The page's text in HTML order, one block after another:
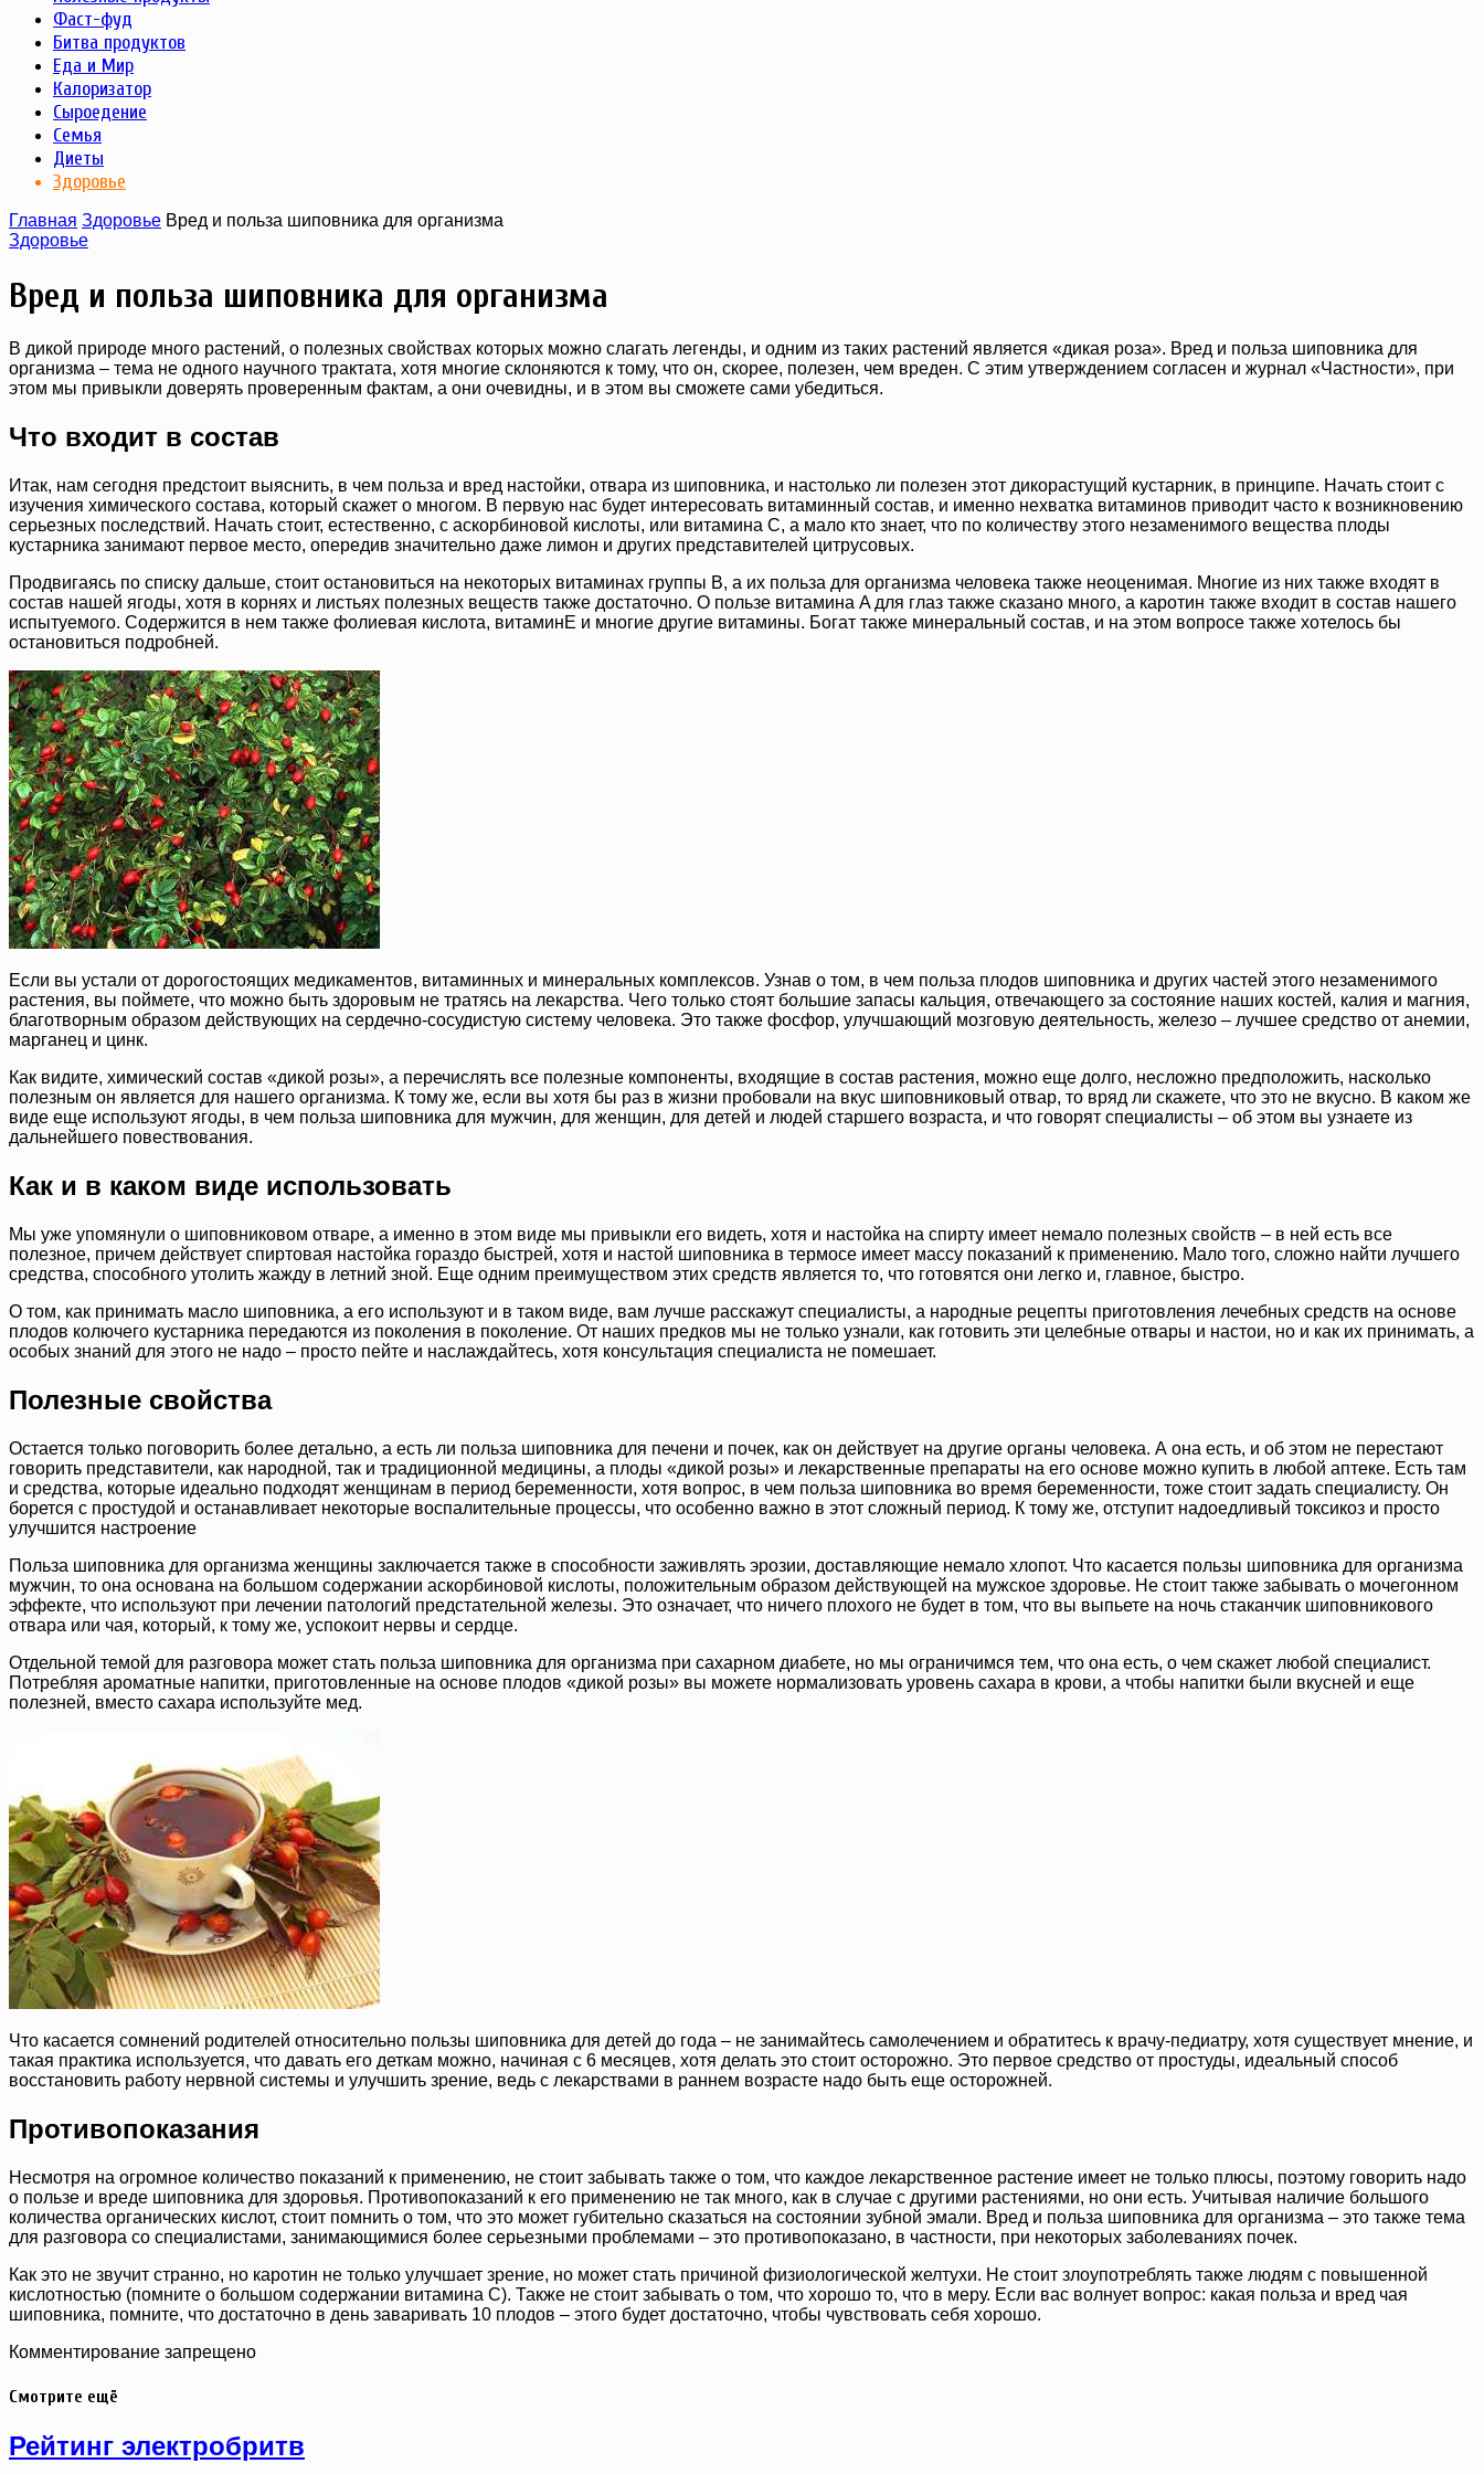
Фаст-фуд
Битва продуктов
Еда и Мир
Калоризатор
Сыроедение
Семья
Диеты
Здоровье
Главная Здоровье Вред и польза шиповника для организма
Здоровье
Вред и польза шиповника для организма
В дикой природе много растений, о полезных свойствах которых можно слагать легенды, и одним из таких растений является «дикая роза». Вред и польза шиповника для
организма – тема не одного научного трактата, хотя многие склоняются к тому, что он, скорее, полезен, чем вреден. С этим утверждением согласен и журнал «Частности», при
этом мы привыкли доверять проверенным фактам, а они очевидны, и в этом вы сможете сами убедиться.
Что входит в состав
Итак, нам сегодня предстоит выяснить, в чем польза и вред настойки, отвара из шиповника, и настолько ли полезен этот дикорастущий кустарник, в принципе. Начать стоит с
изучения химического состава, который скажет о многом. В первую нас будет интересовать витаминный состав, и именно нехватка витаминов приводит часто к возникновению
серьезных последствий. Начать стоит, естественно, с аскорбиновой кислоты, или витамина C, а мало кто знает, что по количеству этого незаменимого вещества плоды
кустарника занимают первое место, опередив значительно даже лимон и других представителей цитрусовых.
Продвигаясь по списку дальше, стоит остановиться на некоторых витаминах группы B, а их польза для организма человека также неоценимая. Многие из них также входят в
состав нашей ягоды, хотя в корнях и листьях полезных веществ также достаточно. О пользе витамина A для глаз также сказано много, а каротин также входит в состав нашего
испытуемого. Содержится в нем также фолиевая кислота, витаминE и многие другие витамины. Богат также минеральный состав, и на этом вопросе также хотелось бы
остановиться подробней.
Если вы устали от дорогостоящих медикаментов, витаминных и минеральных комплексов. Узнав о том, в чем польза плодов шиповника и других частей этого незаменимого
растения, вы поймете, что можно быть здоровым не тратясь на лекарства. Чего только стоят большие запасы кальция, отвечающего за состояние наших костей, калия и магния,
благотворным образом действующих на сердечно-сосудистую систему человека. Это также фосфор, улучшающий мозговую деятельность, железо – лучшее средство от анемии,
марганец и цинк.
Как видите, химический состав «дикой розы», а перечислять все полезные компоненты, входящие в состав растения, можно еще долго, несложно предположить, насколько
полезным он является для нашего организма. К тому же, если вы хотя бы раз в жизни пробовали на вкус шиповниковый отвар, то вряд ли скажете, что это не вкусно. В каком же
виде еще используют ягоды, в чем польза шиповника для мужчин, для женщин, для детей и людей старшего возраста, и что говорят специалисты – об этом вы узнаете из
дальнейшего повествования.
Как и в каком виде использовать
Мы уже упомянули о шиповниковом отваре, а именно в этом виде мы привыкли его видеть, хотя и настойка на спирту имеет немало полезных свойств – в ней есть все
полезное, причем действует спиртовая настойка гораздо быстрей, хотя и настой шиповника в термосе имеет массу показаний к применению. Мало того, сложно найти лучшего
средства, способного утолить жажду в летний зной. Еще одним преимуществом этих средств является то, что готовятся они легко и, главное, быстро.
О том, как принимать масло шиповника, а его используют и в таком виде, вам лучше расскажут специалисты, а народные рецепты приготовления лечебных средств на основе
плодов колючего кустарника передаются из поколения в поколение. От наших предков мы не только узнали, как готовить эти целебные отвары и настои, но и как их принимать, а
особых знаний для этого не надо – просто пейте и наслаждайтесь, хотя консультация специалиста не помешает.
Полезные свойства
Остается только поговорить более детально, а есть ли польза шиповника для печени и почек, как он действует на другие органы человека. А она есть, и об этом не перестают
говорить представители, как народной, так и традиционной медицины, а плоды «дикой розы» и лекарственные препараты на его основе можно купить в любой аптеке. Есть там
и средства, которые идеально подходят женщинам в период беременности, хотя вопрос, в чем польза шиповника во время беременности, тоже стоит задать специалисту. Он
борется с простудой и останавливает некоторые воспалительные процессы, что особенно важно в этот сложный период. К тому же, отступит надоедливый токсикоз и просто
улучшится настроение
Польза шиповника для организма женщины заключается также в способности заживлять эрозии, доставляющие немало хлопот. Что касается пользы шиповника для организма
мужчин, то она основана на большом содержании аскорбиновой кислоты, положительным образом действующей на мужское здоровье. Не стоит также забывать о мочегонном
эффекте, что используют при лечении патологий предстательной железы. Это означает, что ничего плохого не будет в том, что вы выпьете на ночь стаканчик шиповникового
отвара или чая, который, к тому же, успокоит нервы и сердце.
Отдельной темой для разговора может стать польза шиповника для организма при сахарном диабете, но мы ограничимся тем, что она есть, о чем скажет любой специалист.
Потребляя ароматные напитки, приготовленные на основе плодов «дикой розы» вы можете нормализовать уровень сахара в крови, а чтобы напитки были вкусней и еще
полезней, вместо сахара используйте мед.
Что касается сомнений родителей относительно пользы шиповника для детей до года – не занимайтесь самолечением и обратитесь к врачу-педиатру, хотя существует мнение, и
такая практика используется, что давать его деткам можно, начиная с 6 месяцев, хотя делать это стоит осторожно. Это первое средство от простуды, идеальный способ
восстановить работу нервной системы и улучшить зрение, ведь с лекарствами в раннем возрасте надо быть еще осторожней.
Противопоказания
Несмотря на огромное количество показаний к применению, не стоит забывать также о том, что каждое лекарственное растение имеет не только плюсы, поэтому говорить надо
о пользе и вреде шиповника для здоровья. Противопоказаний к его применению не так много, как в случае с другими растениями, но они есть. Учитывая наличие большого
количества органических кислот, стоит помнить о том, что это может губительно сказаться на состоянии зубной эмали. Вред и польза шиповника для организма – это также тема
для разговора со специалистами, занимающимися более серьезными проблемами – это противопоказано, в частности, при некоторых заболеваниях почек.
Как это не звучит странно, но каротин не только улучшает зрение, но может стать причиной физиологической желтухи. Не стоит злоупотреблять также людям с повышенной
кислотностью (помните о большом содержании витамина C). Также не стоит забывать о том, что хорошо то, что в меру. Если вас волнует вопрос: какая польза и вред чая
шиповника, помните, что достаточно в день заваривать 10 плодов – этого будет достаточно, чтобы чувствовать себя хорошо.
Комментирование запрещено
Смотрите ещё
Рейтинг электробритв